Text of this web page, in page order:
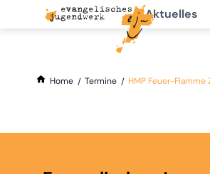
Aktuelles
Home Termine HMP Feuer-Flamme